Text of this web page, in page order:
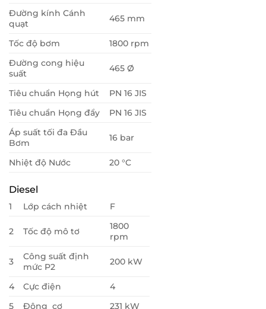
Đường kính Cánh
quạt
465 mm
Tốc độ bơm
1800 rpm
Đường cong hiệu
suất
465 Ø
Tiêu chuẩn Họng hút
PN 16 JIS
Tiêu chuẩn Họng đẩy
PN 16 JIS
Áp suất tối đa Đầu
Bơm
16 bar
Nhiệt độ Nước 20 °C
Diesel
1 Lớp cách nhiệt F
2 Tốc độ mô tơ
1800
rpm
3
Công suất định
mức P2
200 kW
4 Cực điện
4
5
Động cơ 231 kW